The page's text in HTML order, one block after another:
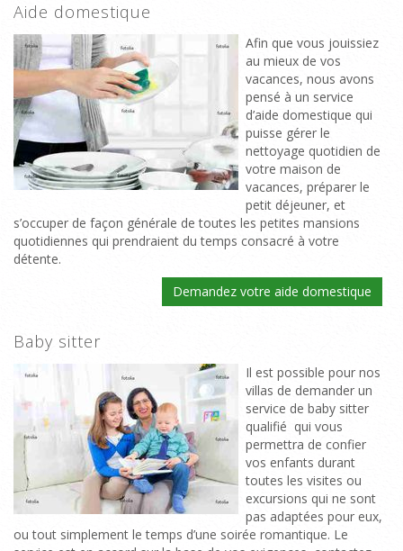
Aide domestique
Afin que vous jouissiez
au mieux de vos
vacances, nous avons
pensé à un service
d’aide domestique qui
puisse gérer le
nettoyage quotidien de
votre maison de
vacances, préparer le
petit déjeuner, et
s’occuper de façon générale de toutes les petites mansions
quotidiennes qui prendraient du temps consacré à votre
détente.
Demandez votre aide domestique
Baby sitter
Il est possible pour nos
villas de demander un
service de baby sitter
qualifié qui vous
permettra de confier
vos enfants durant
toutes les visites ou
excursions qui ne sont
pas adaptées pour eux,
ou tout simplement le temps d’une soirée romantique. Le